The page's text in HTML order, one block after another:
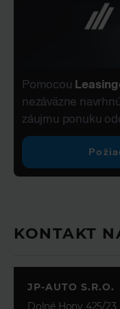
diaľkové ovládanie
klimatizácia
lakťová opierka
multifunkčný volant
navigačný systém
palubný počítač
parkovací asistent
tónované sklá
vyhrievané zrkadlá
klimatizovaná
bezkľúčové
Pomocou
nezáväzne
záujmu ponuku
KONTAKT
JP-AUTO S.R.O.
Dolné Hony 425/23